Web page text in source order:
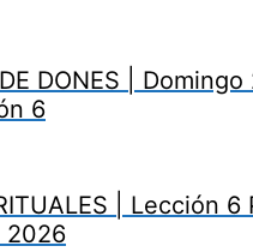
DONES | Domingo
6
| Lección 6
2026